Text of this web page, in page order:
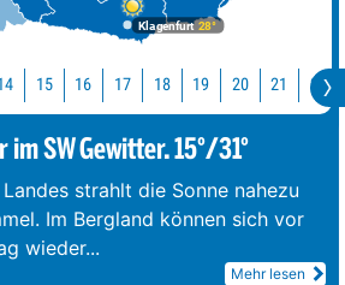
Klagenfurt 28°
15 16 17 18 19 20 21 22
SW Gewitter. 15°/31°
strahlt die Sonne nahezu
Im Bergland können sich vor
wieder...
Mehr lesen